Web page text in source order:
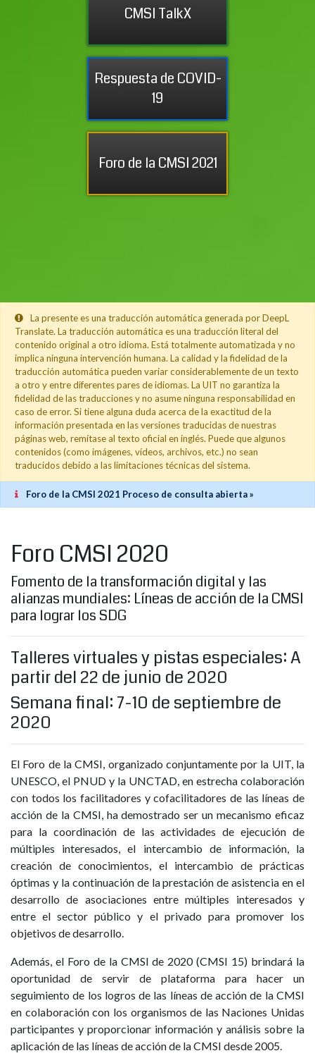
La presente es una traducción automática generada por DeepL
Translate. La traducción automática es una traducción literal del
contenido original a otro idioma. Está totalmente automatizada y no
implica ninguna intervención humana. La calidad y la fidelidad de la
traducción automática pueden variar considerablemente de un texto
a otro y entre diferentes pares de idiomas. La UIT no garantiza la
fidelidad de las traducciones y no asume ninguna responsabilidad en
caso de error. Si tiene alguna duda acerca de la exactitud de la
información presentada en las versiones traducidas de nuestras
páginas web, remítase al texto oficial en inglés. Puede que algunos
contenidos (como imágenes, vídeos, archivos, etc.) no sean
traducidos debido a las limitaciones técnicas del sistema.
Foro de la CMSI 2021 Proceso de consulta abierta »
Foro CMSI 2020
Fomento de la transformación digital y las
alianzas mundiales: Líneas de acción de la CMSI
para lograr los SDG
Talleres virtuales y pistas especiales: A
partir del 22 de junio de 2020
Semana final: 7-10 de septiembre de
2020
El Foro de la CMSI, organizado conjuntamente por la UIT, la
UNESCO, el PNUD y la UNCTAD, en estrecha colaboración
con todos los facilitadores y cofacilitadores de las líneas de
acción de la CMSI, ha demostrado ser un mecanismo eficaz
para la coordinación de las actividades de ejecución de
múltiples interesados, el intercambio de información, la
creación de conocimientos, el intercambio de prácticas
óptimas y la continuación de la prestación de asistencia en el
desarrollo de asociaciones entre múltiples interesados y
entre el sector público y el privado para promover los
objetivos de desarrollo.
Además, el Foro de la CMSI de 2020 (CMSI 15) brindará la
oportunidad de servir de plataforma para hacer un
seguimiento de los logros de las líneas de acción de la CMSI
en colaboración con los organismos de las Naciones Unidas
participantes y proporcionar información y análisis sobre la
aplicación de las líneas de acción de la CMSI desde 2005.